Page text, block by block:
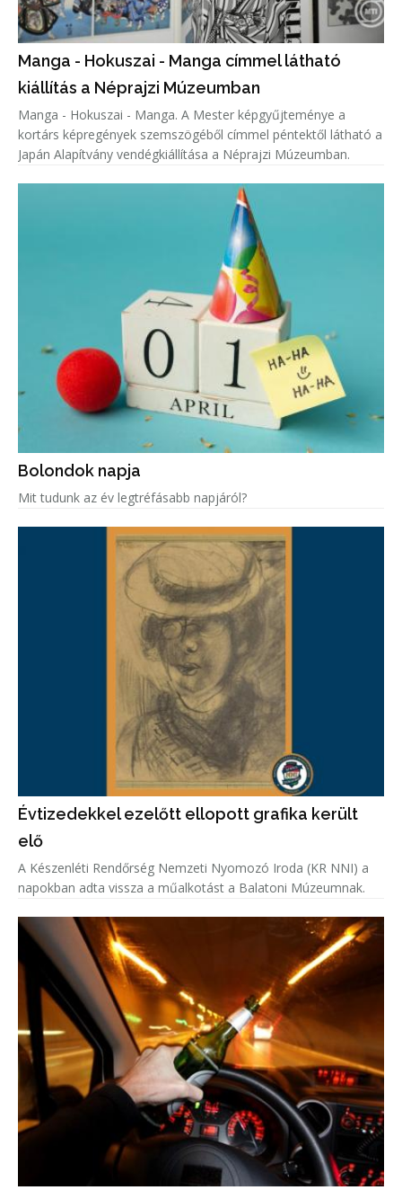
Manga - Hokuszai - Manga címmel látható
kiállítás a Néprajzi Múzeumban
Manga - Hokuszai - Manga. A Mester képgyűjteménye a
kortárs képregények szemszögéből címmel péntektől látható a
Japán Alapítvány vendégkiállítása a Néprajzi Múzeumban.
Bolondok napja
Mit tudunk az év legtréfásabb napjáról?
Évtizedekkel ezelőtt ellopott grafika került
elő
A Készenléti Rendőrség Nemzeti Nyomozó Iroda (KR NNI) a
napokban adta vissza a műalkotást a Balatoni Múzeumnak.